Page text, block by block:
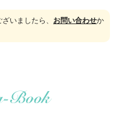
いましたら、 お問い合わせか